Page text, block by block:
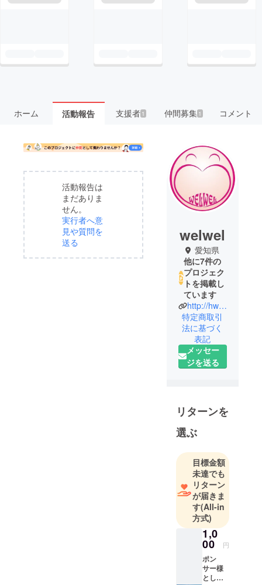
ホーム 活動報告 支援者 1 仲間募集 1 コメント
活動報告は
まだありま
せん。
実行者へ意
見や質問を
送る
welwel
愛知県
他に7件の
プロジェク
トを掲載し
ています
http://hw2.work
特定商取引
法に基づく
表記
メッセー
ジを送る
リターンを
選ぶ
目標金額
未達でも
リターン
が届きま
す(All-in
方式)
1,0
00 円
ポン
サー様
とし